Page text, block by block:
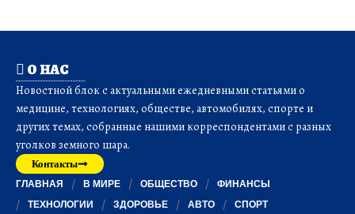
О НАС
Новостной блок с актуальными ежедневными статьями о
медицине, технологиях, обществе, автомобилях, спорте и
других темах, собранные нашими корреспондентами с разных
уголков земного шара.
Контакты
ГЛАВНАЯ В МИРЕ ОБЩЕСТВО
ФИНАНСЫ
ТЕХНОЛОГИИ
ЗДОРОВЬЕ АВТО СПОРТ